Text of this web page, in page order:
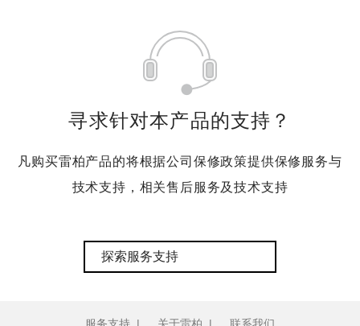
寻求针对本产品的支持？
凡购买雷柏产品的将根据公司保修政策提供保修服务与
技术支持，相关售后服务及技术支持
探索服务支持